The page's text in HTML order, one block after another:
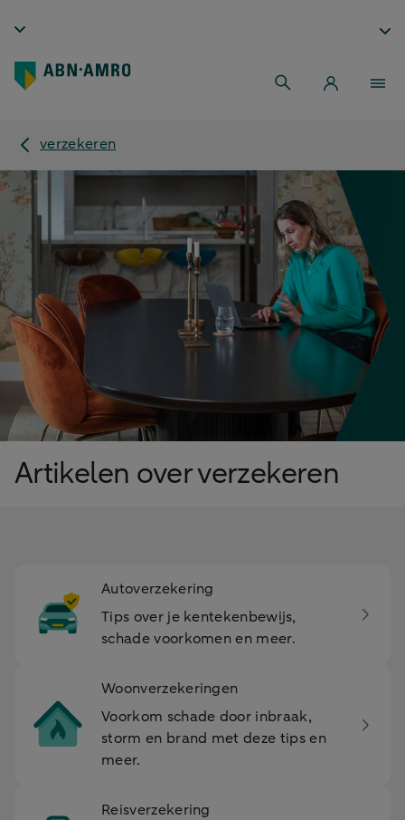
verzekeren
Artikelen over verzekeren
Autoverzekering
Tips over je kentekenbewijs,
schade voorkomen en meer.
Woonverzekeringen
Voorkom schade door inbraak,
storm en brand met deze tips en
meer.
Reisverzekering